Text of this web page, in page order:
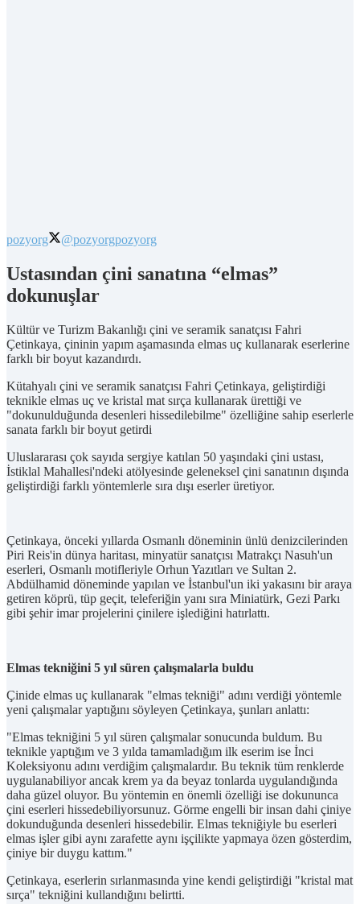
pozyorg @pozyorgpozyorg
Ustasından çini sanatına “elmas”
dokunuşlar
Kültür ve Turizm Bakanlığı çini ve seramik sanatçısı Fahri
Çetinkaya, çininin yapım aşamasında elmas uç kullanarak eserlerine
farklı bir boyut kazandırdı.
Kütahyalı çini ve seramik sanatçısı Fahri Çetinkaya, geliştirdiği
teknikle elmas uç ve kristal mat sırça kullanarak ürettiği ve
"dokunulduğunda desenleri hissedilebilme" özelliğine sahip eserlerle
sanata farklı bir boyut getirdi
Uluslararası çok sayıda sergiye katılan 50 yaşındaki çini ustası,
İstiklal Mahallesi'ndeki atölyesinde geleneksel çini sanatının dışında
geliştirdiği farklı yöntemlerle sıra dışı eserler üretiyor.
Çetinkaya, önceki yıllarda Osmanlı döneminin ünlü denizcilerinden
Piri Reis'in dünya haritası, minyatür sanatçısı Matrakçı Nasuh'un
eserleri, Osmanlı motifleriyle Orhun Yazıtları ve Sultan 2.
Abdülhamid döneminde yapılan ve İstanbul'un iki yakasını bir araya
getiren köprü, tüp geçit, teleferiğin yanı sıra Miniatürk, Gezi Parkı
gibi şehir imar projelerini çinilere işlediğini hatırlattı.
Elmas tekniğini 5 yıl süren çalışmalarla buldu
Çinide elmas uç kullanarak "elmas tekniği" adını verdiği yöntemle
yeni çalışmalar yaptığını söyleyen Çetinkaya, şunları anlattı:
"Elmas tekniğini 5 yıl süren çalışmalar sonucunda buldum. Bu
teknikle yaptığım ve 3 yılda tamamladığım ilk eserim ise İnci
Koleksiyonu adını verdiğim çalışmalardır. Bu teknik tüm renklerde
uygulanabiliyor ancak krem ya da beyaz tonlarda uygulandığında
daha güzel oluyor. Bu yöntemin en önemli özelliği ise dokununca
çini eserleri hissedebiliyorsunuz. Görme engelli bir insan dahi çiniye
dokunduğunda desenleri hissedebilir. Elmas tekniğiyle bu eserleri
elmas işler gibi aynı zarafette aynı işçilikte yapmaya özen gösterdim,
çiniye bir duygu kattım."
Çetinkaya, eserlerin sırlanmasında yine kendi geliştirdiği "kristal mat
sırça" tekniğini kullandığını belirtti.